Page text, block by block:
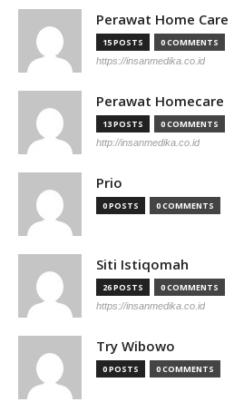
Perawat Home Care
15 POSTS 0 COMMENTS
https://insanmedika.co.id
Perawat Homecare
13 POSTS 0 COMMENTS
http://insanmedika.co.id
Prio
0 POSTS 0 COMMENTS
Siti Istiqomah
26 POSTS 0 COMMENTS
https://insanmedika.co.id
Try Wibowo
0 POSTS 0 COMMENTS